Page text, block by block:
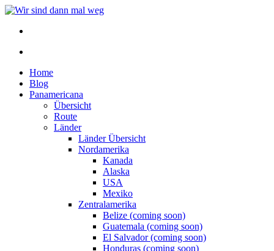
Home
Blog
Panamericana
Übersicht
Route
Länder
Länder Übersicht
Nordamerika
Kanada
Alaska
USA
Mexiko
Zentralamerika
Belize (coming soon)
Guatemala (coming soon)
El Salvador (coming soon)
Honduras (coming soon)